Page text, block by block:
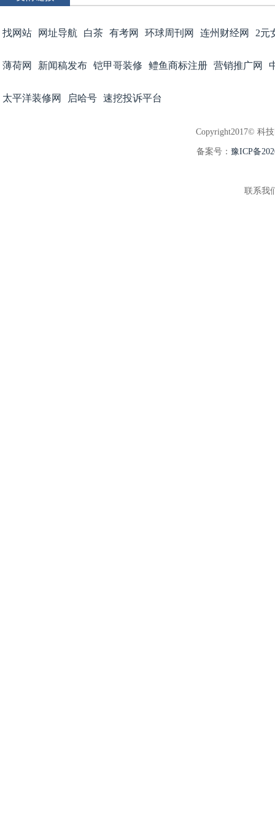
找网站 网址导航 白茶 有考网 环球周刊网 连州财经网 2元
薄荷网 新闻稿发布 铠甲哥装修 鳢鱼商标注册 营销推广网
太平洋装修网 启哈号 速挖投诉平台
Copyright2017© 科
备案号： 豫ICP备
联系我